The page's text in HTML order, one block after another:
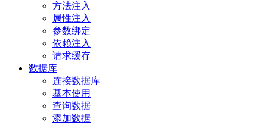
方法注入
属性注入
参数绑定
依赖注入
请求缓存
数据库
连接数据库
基本使用
查询数据
添加数据